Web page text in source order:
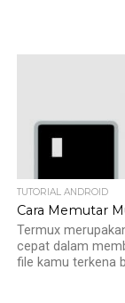
TUTORIAL ANDROID
Cara Memutar
Termux
cepat dalam
file kamu terkena